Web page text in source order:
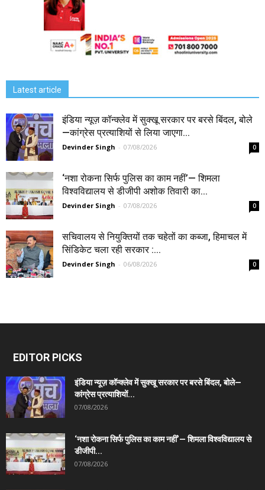
Latest article
इंडिया न्यूज़ कॉन्क्लेव में सुक्खू सरकार पर बरसे बिंदल, बोले
—कांग्रेस प्रत्याशियों से लिया जाएगा...
Devinder Singh - 07/08/2026 0
‘नशा रोकना सिर्फ पुलिस का काम नहीं’— शिमला
विश्वविद्यालय से डीजीपी अशोक तिवारी का...
Devinder Singh - 07/08/2026 0
सचिवालय से नियुक्तियों तक चहेतों का कब्जा, हिमाचल में
सिंडिकेट चला रही सरकार :...
Devinder Singh - 06/08/2026 0
EDITOR PICKS
इंडिया न्यूज़ कॉन्क्लेव में सुक्खू सरकार पर बरसे बिंदल, बोले—
कांग्रेस प्रत्याशियों...
07/08/2026
‘नशा रोकना सिर्फ पुलिस का काम नहीं’— शिमला विश्वविद्यालय से
डीजीपी...
07/08/2026